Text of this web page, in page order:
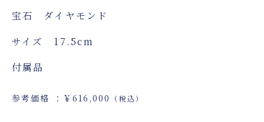
宝石 ダイヤモンド
サイズ 17.5cm
付属品
参考価格 ：￥616,000 （税込）